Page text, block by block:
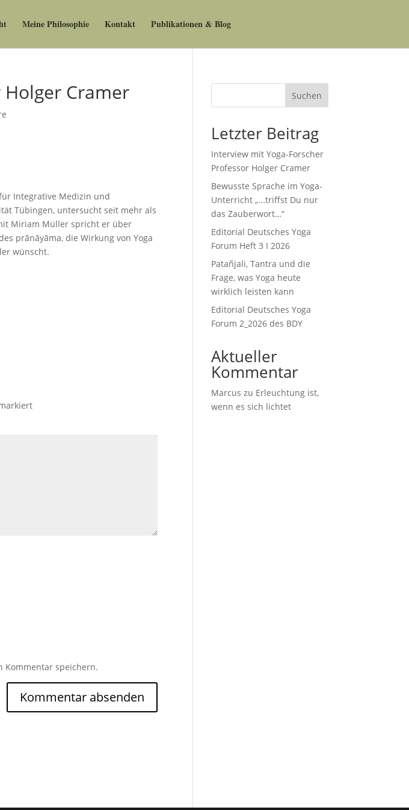
Meine Philosophie Kontakt Publikationen & Blog
Cramer
Integrative Medizin und
Tübingen, untersucht seit mehr als
Miriam Müller spricht er über
prānāyāma, die Wirkung von Yoga
wünscht.
Kommentar speichern.
Suchen
Letzter Beitrag
Interview mit Yoga-Forscher
Professor Holger Cramer
Bewusste Sprache im Yoga-
Unterricht „…triffst Du nur
das Zauberwort…“
Editorial Deutsches Yoga
Forum Heft 3 I 2026
Patañjali, Tantra und die
Frage, was Yoga heute
wirklich leisten kann
Editorial Deutsches Yoga
Forum 2_2026 des BDY
Aktueller
Kommentar
Marcus zu Erleuchtung ist,
wenn es sich lichtet